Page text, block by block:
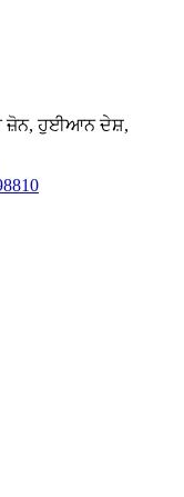
ਜ਼ੋਨ, ਹੁਈਆਨ ਦੇਸ਼,